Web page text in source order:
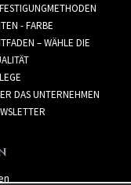
- FARBE
– WÄHLE DIE
DAS UNTERNEHMEN